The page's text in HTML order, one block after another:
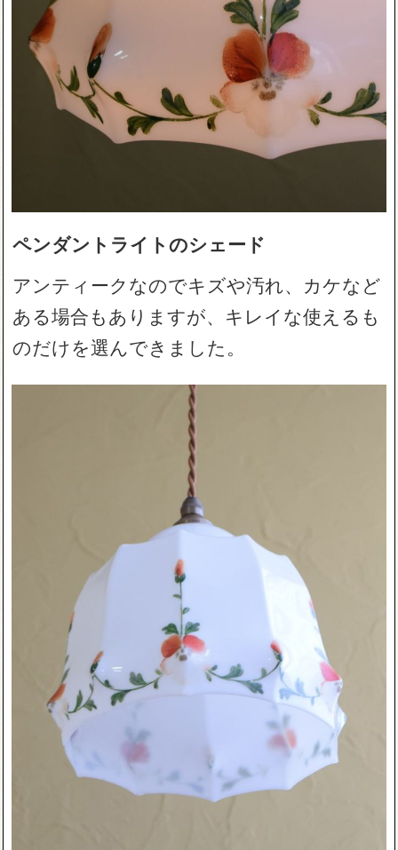
ペンダントライトのシェード
アンティークなのでキズや汚れ、カケなど
ある場合もありますが、キレイな使えるも
のだけを選んできました。